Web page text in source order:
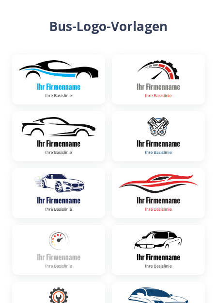
Bus-Logo-Vorlagen